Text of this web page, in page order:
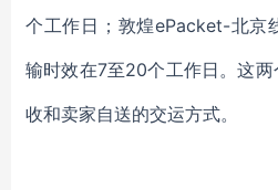
个工作日；敦煌ePacket-北京
输时效在7至20个工作日。这
收和卖家自送的交运方式。